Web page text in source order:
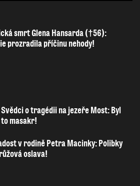
smrt Glena Hansarda (†56):
prozradila příčinu nehody!
Svědci o tragédii na jezeře Most: Byl
to masakr!
v rodině Petra Macinky: Polibky
oslava!